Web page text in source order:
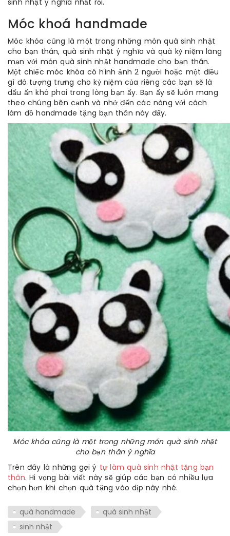
Móc khoá handmade
Móc khóa cũng là một trong những món quà sinh nhật
cho bạn thân, quà sinh nhật ý nghĩa và quà kỷ niệm lãng
mạn với món quà sinh nhật handmade cho bạn thân.
Một chiếc móc khóa có hình ảnh 2 người hoặc một điều
gì đó tượng trưng cho kỷ niệm của riêng các bạn sẽ là
dấu ấn khó phai trong lòng bạn ấy. Bạn ấy sẽ luôn mang
theo chúng bên cạnh và nhớ đến các nàng với cách
làm đồ handmade tặng bạn thân này đấy.
Móc khóa cũng là một trong những món quà sinh nhật
cho bạn thân ý nghĩa
Trên đây là những gợi ý tự làm quà sinh nhật tặng bạn
thân. Hi vọng bài viết này sẽ giúp các bạn có nhiều lựa
chọn hơn khi chọn quà tặng vào dịp này nhé.
quà handmade
quà sinh nhật
sinh nhật